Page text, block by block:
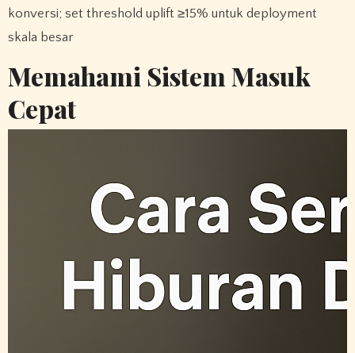
konversi; set threshold uplift ≥15% untuk deployment
skala besar
Memahami Sistem Masuk
Cepat